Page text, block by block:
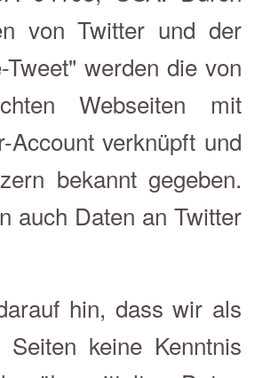
von Twitter und der
Tweet" werden die von
Webseiten mit
Account verknüpft und
bekannt gegeben.
auch Daten an Twitter
hin, dass wir als
keine Kenntnis